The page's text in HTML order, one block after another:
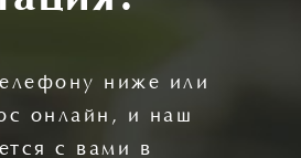
ниже или
онлайн, и наш
с вами в